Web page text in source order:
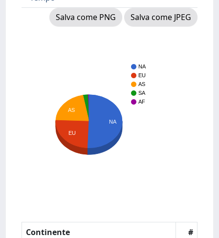
Salva come PNG
Salva come JPEG
NA
EU
AS
SA
AF
AS
EU
NA
Continente
#